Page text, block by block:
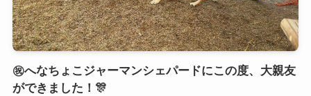
㊗へなちょこジャーマンシェパードにこの度、大親友
ができました！🎊